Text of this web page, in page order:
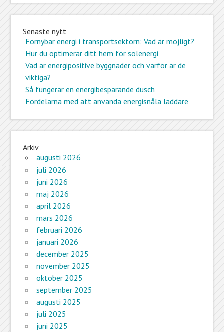
Senaste nytt
Förnybar energi i transportsektorn: Vad är möjligt?
Hur du optimerar ditt hem för solenergi
Vad är energipositive byggnader och varför är de
viktiga?
Så fungerar en energibesparande dusch
Fördelarna med att använda energisnåla laddare
Arkiv
augusti 2026
juli 2026
juni 2026
maj 2026
april 2026
mars 2026
februari 2026
januari 2026
december 2025
november 2025
oktober 2025
september 2025
augusti 2025
juli 2025
juni 2025